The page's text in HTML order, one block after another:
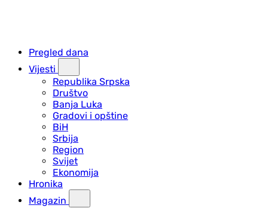
Pregled dana
Vijesti
Republika Srpska
Društvo
Banja Luka
Gradovi i opštine
BiH
Srbija
Region
Svijet
Ekonomija
Hronika
Magazin